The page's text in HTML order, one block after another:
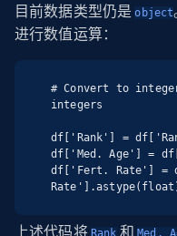
目前数据类型仍是object
进行数值运算：
# Convert to
integers
df['Rank'] =
df['Med. Age'] =
df['Fert. Rate'] =
上述代码将 Rank 和Med.